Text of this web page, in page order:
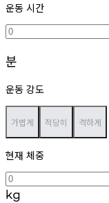
운동 시간
분
운동 강도
가볍게 적당히 격하게
현재 체중
kg